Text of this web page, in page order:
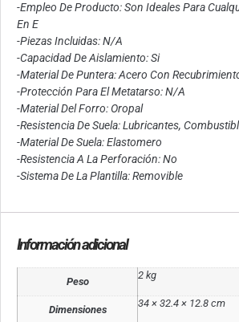
-Empleo De Producto: Son Ideales Para
En E
-Piezas Incluidas: N/A
-Capacidad De Aislamiento: Si
-Material De Puntera: Acero Con
-Protección Para El Metatarso: N/A
-Material Del Forro: Oropal
-Resistencia De Suela: Lubricantes,
-Material De Suela: Elastomero
-Resistencia A La Perforación: No
-Sistema De La Plantilla: Removible
Información adicional
Peso
2 kg
Dimensiones
34 × 32.4 × 12.8 cm